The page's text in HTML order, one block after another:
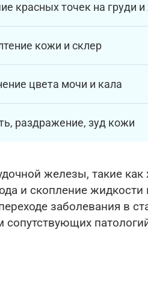
красных точек на груди
кожи и склер
цвета мочи и кала
раздражение, зуд кожи
железы, такие как
и скопление
заболевания в
сопутствующих